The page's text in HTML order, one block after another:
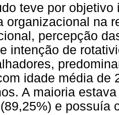
teve por
organizacional na
percepção
intenção de
idade média de
A maioria
e possuía